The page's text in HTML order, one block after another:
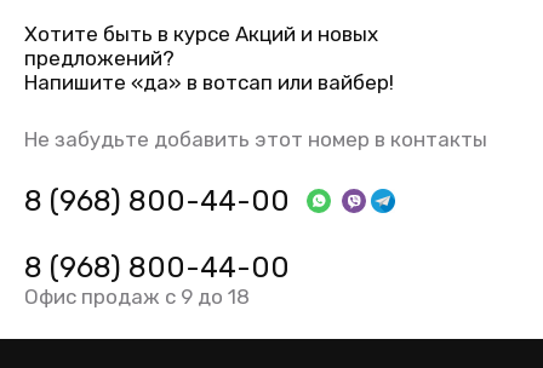
Хотите быть в курсе Акций и новых
предложений?
Напишите «да» в вотсап или вайбер!
Не забудьте добавить этот номер в контакты
8 (968) 800-44-00
8 (968) 800-44-00
Офис продаж с 9 до 18